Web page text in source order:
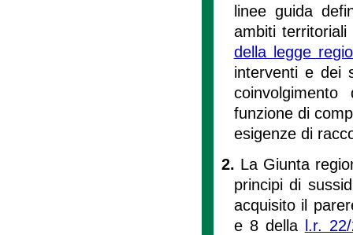
linee guida
ambiti
della legge
interventi e dei
funzione di
esigenze di
2. La Giunta
principi di
acquisito il
e 8 della
l.r.